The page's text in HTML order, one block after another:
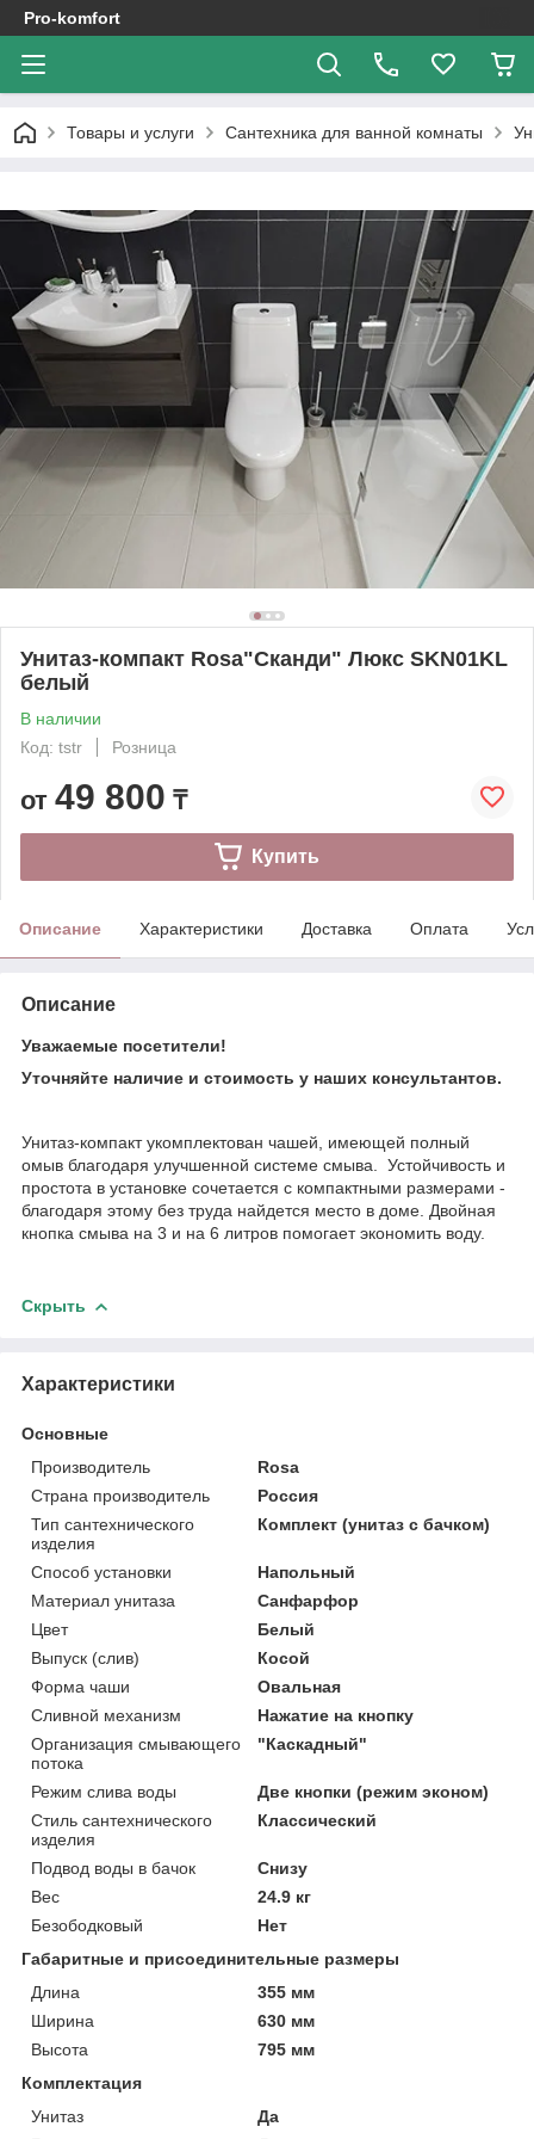
Pro-komfort
Товары и услуги Сантехника для ванной комнаты
Унитаз-компакт Rosa"Сканди" Люкс SKN01KL
белый
В наличии
Код: tstr
Розница
от 49 800 ₸
Купить
Описание Характеристики Доставка Оплата
Описание
Уважаемые посетители!
Уточняйте наличие и стоимость у наших консультантов.
Унитаз-компакт укомплектован чашей, имеющей полный
омыв благодаря улучшенной системе смыва. Устойчивость и
простота в установке сочетается с компактными размерами -
благодаря этому без труда найдется место в доме. Двойная
кнопка смыва на 3 и на 6 литров помогает экономить воду.
Скрыть
Характеристики
Основные
Производитель
Rosa
Страна производитель
Россия
Тип сантехнического
изделия
Комплект (унитаз с бачком)
Способ установки
Напольный
Материал унитаза
Санфарфор
Цвет
Белый
Выпуск (слив)
Косой
Форма чаши
Овальная
Сливной механизм
Нажатие на кнопку
Организация смывающего
потока
"Каскадный"
Режим слива воды
Две кнопки (режим эконом)
Стиль сантехнического
изделия
Классический
Подвод воды в бачок
Снизу
Вес
24.9 кг
Безободковый
Нет
Габаритные и присоединительные размеры
Длина
355 мм
Ширина
630 мм
Высота
795 мм
Комплектация
Унитаз
Да